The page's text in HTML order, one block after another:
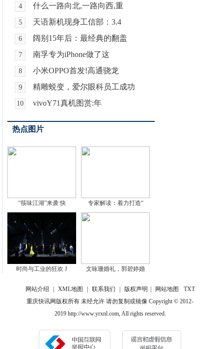
4 什么一路向北,一路向西,重
5 天语新机现身工信部：3.4
6 阔别15年后：最经典的翻盖
7 南孚专为iPhone做了这
8 小米OPPO首发!高通骁龙
9 精雕蜕变，爱尔眼科员工成功
10 vivoY71真机图赏:年
热点图片
“筷味江湖”来袭 快 专家解读：着力打造“
时尚与工业的狂欢 J 文咏珊婚礼，郭碧婷婚
网站介绍 XML地图 联系我们 版权声明 网站地图
TXT
重庆快讯网版权所有 未经允许 请勿复制或镜像 Copyright © 2012-
2019 http://www.yrxnl.com, All rights reserved.